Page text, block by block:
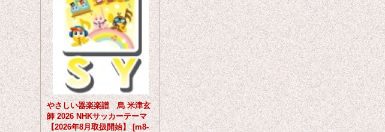
やさしい器楽楽譜 烏 米津玄
師 2026 NHKサッカーテーマ
【2026年8月取扱開始】 [m8-